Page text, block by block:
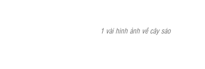
1 vài hình ảnh về cây sáo